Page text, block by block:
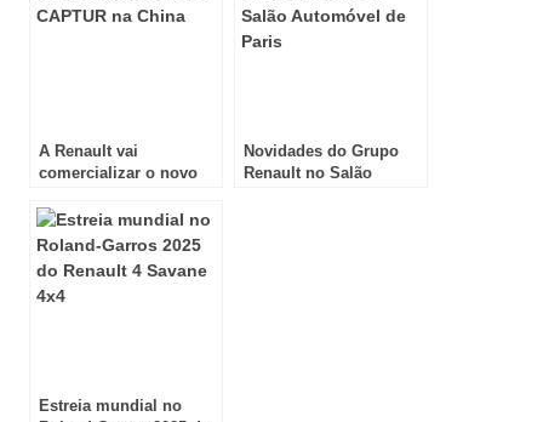
A Renault vai
comercializar o novo
Novidades do Grupo
Renault no Salão
Estreia mundial no